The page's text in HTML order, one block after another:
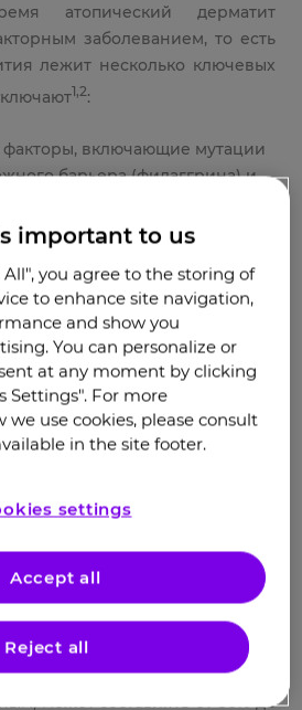
атопический дерматит
заболеванием, то есть
лежит несколько ключевых
1,2:
факторы, включающие мутации
барьера (филаггрина) и
иммунной системы (так
иммунный
называют «атопиками»:
наследственная
к аллергическим болезням,
повышенной продукцией IgE.
аллергические заболевания
а также неаллергические
в последнее время АтД
системное заболевание
развития аллергических
системы у пациентов с
может составлять от 30% до
important to us
you agree to the storing of
to enhance site navigation,
and show you
You can personalize or
at any moment by clicking
Settings". For more
use cookies, please consult
in the site footer.
settings
Reject all
Accept all